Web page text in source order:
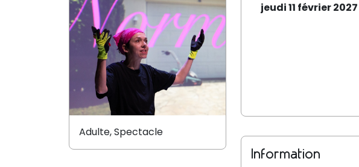
jeudi 11 février
Information
Adulte, Spectacle